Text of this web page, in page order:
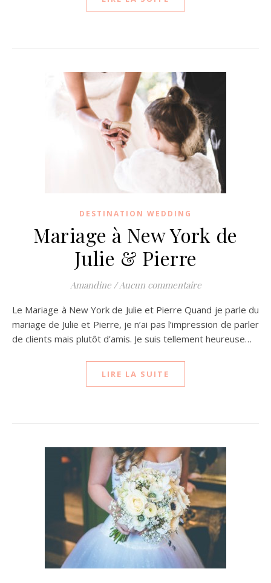
DESTINATION WEDDING
Mariage à New York de
Julie & Pierre
Amandine /Aucun commentaire
Le Mariage à New York de Julie et Pierre Quand je parle du
mariage de Julie et Pierre, je n’ai pas l’impression de parler
de clients mais plutôt d’amis. Je suis tellement heureuse…
LIRE LA SUITE